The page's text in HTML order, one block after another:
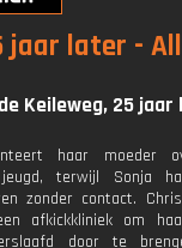
jaar later -
Keileweg, 25
haar moeder
jeugd, terwijl Sonja
zonder contact.
afkickkliniek om
door te